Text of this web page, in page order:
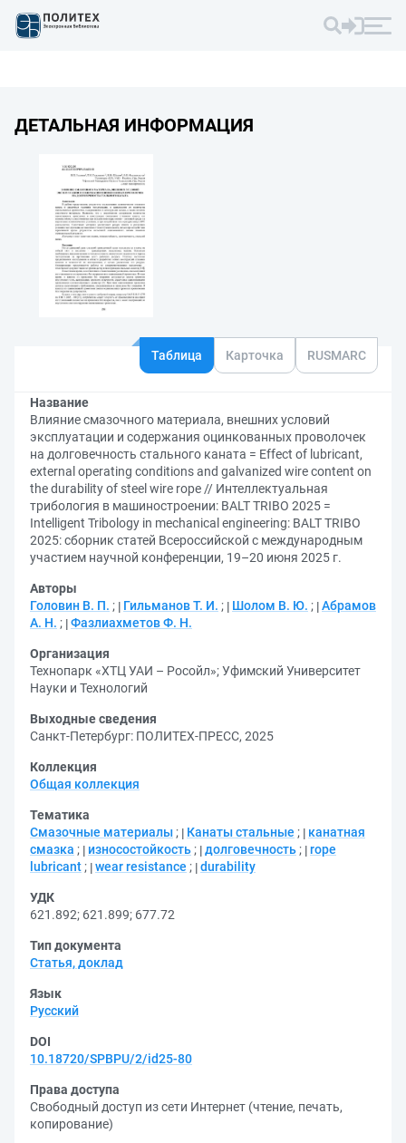
ДЕТАЛЬНАЯ ИНФОРМАЦИЯ
Таблица Карточка RUSMARC
Название
Влияние смазочного материала, внешних условий
эксплуатации и содержания оцинкованных проволочек
на долговечность стального каната = Effect of lubricant,
external operating conditions and galvanized wire content on
the durability of steel wire rope // Интеллектуальная
трибология в машиностроении: BALT TRIBO 2025 =
Intelligent Tribology in mechanical engineering: BALT TRIBO
2025: сборник статей Всероссийской с международным
участием научной конференции, 19–20 июня 2025 г.
Авторы
Головин В. П. ; Гильманов Т. И. ; Шолом В. Ю. ; Абрамов
А. Н. ; Фазлиахметов Ф. Н.
Организация
Технопарк «ХТЦ УАИ – Росойл»;Уфимский Университет
Науки и Технологий
Выходные сведения
Санкт-Петербург: ПОЛИТЕХ-ПРЕСС, 2025
Коллекция
Общая коллекция
Тематика
Смазочные материалы ; Канаты стальные ;
канатная
смазка ; износостойкость ; долговечность ; rope
lubricant ; wear resistance ; durability
УДК
621.892; 621.899; 677.72
Тип документа
Статья, доклад
Язык
Русский
DOI
10.18720/SPBPU/2/id25-80
Права доступа
Свободный доступ из сети Интернет (чтение, печать,
копирование)